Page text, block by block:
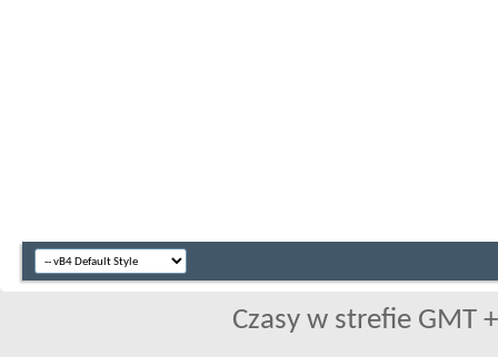
Czasy w strefie GMT